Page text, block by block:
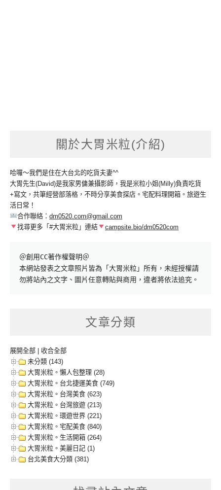
關於大胃米粒(介紹)
哈囉～我們是住在大台北的吃貨夫妻^^
大胃先生(David)是我家男傭兼攝影師，我是米粒小姐(Milly)負責吃貨
+寫文，共筆經營部落格，不時分享美食探店。宅配料理開箱。旅遊生
活日常！
合作聯絡： dm0520.com@gmail.com
找尋更多「#大胃米粒」連結
campsite.bio/dm0520com
＠創用CC著作權聲明＠
本網站發表之文章照片皆為「大胃米粒」所有，未經授權請
勿將站內之文字、圖片任意轉貼與商用，違者將依法追究。
文章分類
展開全部 | 收合全部
未分類 (143)
大胃米粒。懶人包整理 (28)
大胃米粒。台北捷運美食 (749)
大胃米粒。台灣美食 (623)
大胃米粒。台灣旅遊 (213)
大胃米粒。環遊世界 (221)
大胃米粒。宅配美食 (840)
大胃米粒。生活開箱 (264)
大胃米粒。美麗日記 (1)
台北美食大分類 (381)